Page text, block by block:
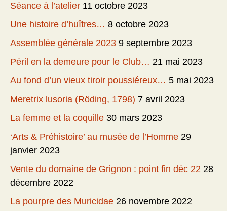
Séance à l’atelier 11 octobre 2023
Une histoire d’huîtres… 8 octobre 2023
Assemblée générale 2023 9 septembre 2023
Péril en la demeure pour le Club… 21 mai 2023
Au fond d’un vieux tiroir poussiéreux… 5 mai 2023
Meretrix lusoria (Röding, 1798) 7 avril 2023
La femme et la coquille 30 mars 2023
‘Arts & Préhistoire’ au musée de l’Homme 29
janvier 2023
Vente du domaine de Grignon : point fin déc 22 28
décembre 2022
La pourpre des Muricidae 26 novembre 2022